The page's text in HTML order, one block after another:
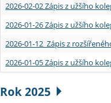
2026-02-02 Zápis z užšího
2026-01-26 Zápis z užšího
2026-01-12 Zápis z
2026-01-05 Zápis z užšího
Rok 2025